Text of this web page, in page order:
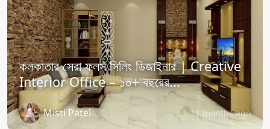
কলকাতার সেরা ফলস সিলিং ডিজাইনার | Creative
Interior Office – ১০+ বছরের...
Misti Patel 11 months ago